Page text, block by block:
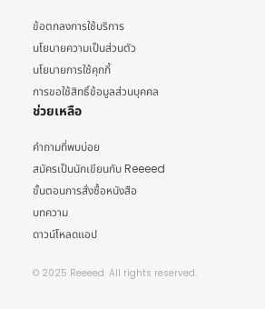
ข้อตกลงการใช้บริการ
นโยบายความเป็นส่วนตัว
นโยบายการใช้คุกกี้
การขอใช้สิทธิ์ข้อมูลส่วนบุคคล
ช่วยเหลือ
คำถามที่พบบ่อย
สมัครเป็นนักเขียนกับ Reeeed
ขั้นตอนการสั่งซื้อหนังสือ
บทความ
ดาวน์โหลดแอป
© 2025 Reeeed. All rights reserved.